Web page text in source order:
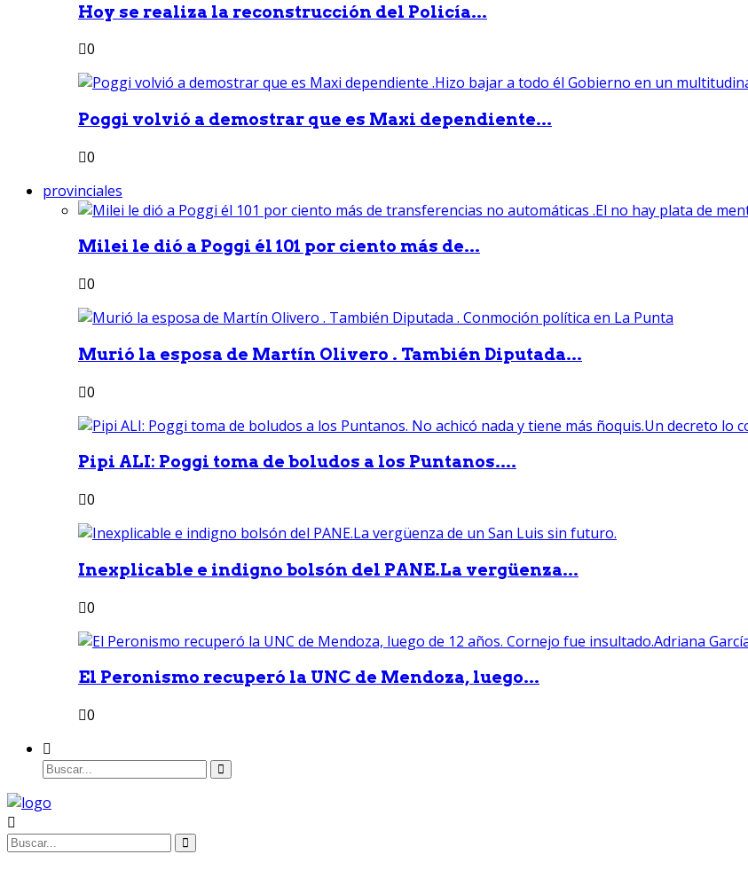
Hoy se realiza la reconstrucción del Policía...
0
Poggi volvió a demostrar que es Maxi dependiente...
0
provinciales
Milei le dió a Poggi él 101 por ciento más de...
0
Murió la esposa de Martín Olivero . También Diputada...
0
Pipi ALI: Poggi toma de boludos a los Puntanos....
0
Inexplicable e indigno bolsón del PANE.La vergüenza...
0
El Peronismo recuperó la UNC de Mendoza, luego...
0